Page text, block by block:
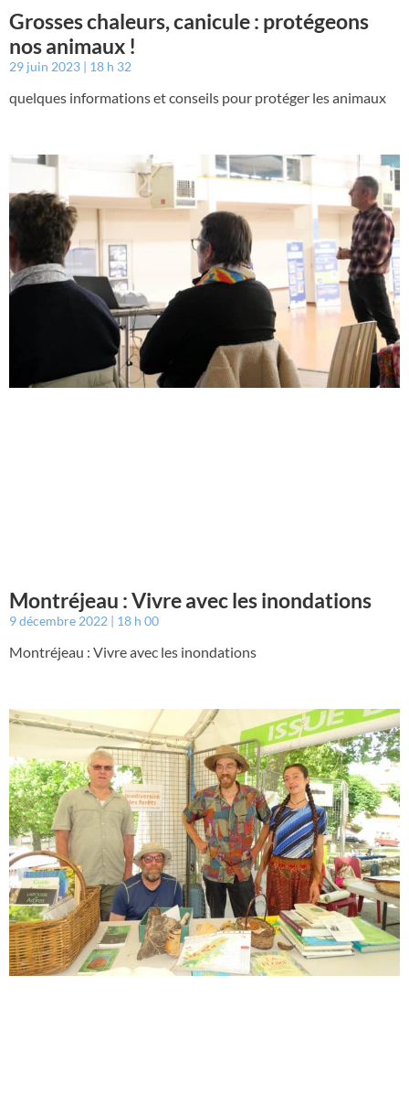
Grosses chaleurs, canicule : protégeons
nos animaux !
29 juin 2023 18 h 32
quelques informations et conseils pour protéger les animaux
Montréjeau : Vivre avec les inondations
9 décembre 2022 18 h 00
Montréjeau : Vivre avec les inondations